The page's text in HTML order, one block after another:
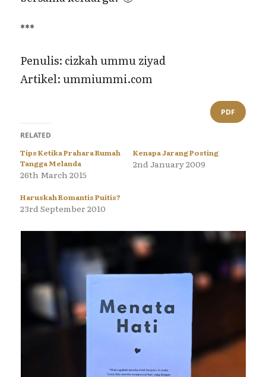
***
Penulis: cizkah ummu ziyad
Artikel: ummiummi.com
PDF
RELATED
Tips Ketika Prahara Rumah
Tangga Melanda
26th March 2015
Kenapa Jarang Posting
2nd January 2009
Haruskah Romantis Puitis?
23rd September 2010